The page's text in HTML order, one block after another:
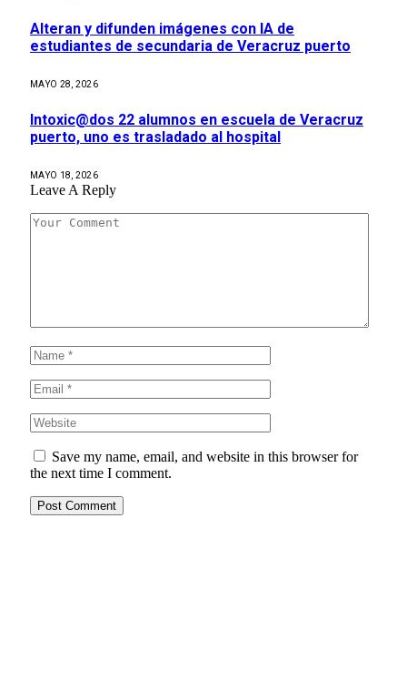
Alteran y difunden imágenes con IA de
estudiantes de secundaria de Veracruz puerto
MAYO 28, 2026
Intoxic@dos 22 alumnos en escuela de Veracruz
puerto, uno es trasladado al hospital
MAYO 18, 2026
Leave A Reply
Save my name, email, and website in this browser for
the next time I comment.